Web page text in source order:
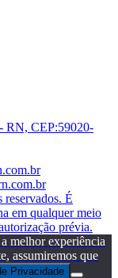
RN, CEP:59020-
É
em qualquer meio
prévia.
melhor experiência
assumiremos que
Privacidade